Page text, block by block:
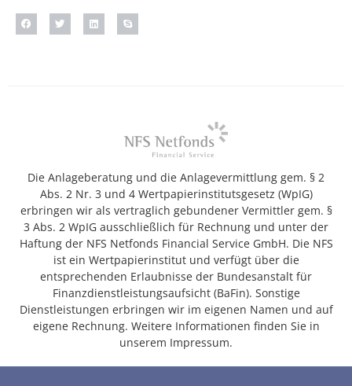
Die Anlageberatung und die Anlagevermittlung gem. § 2
Abs. 2 Nr. 3 und 4 Wertpapierinstitutsgesetz (WpIG)
erbringen wir als vertraglich gebundener Vermittler gem. §
3 Abs. 2 WpIG ausschließlich für Rechnung und unter der
Haftung der NFS Netfonds Financial Service GmbH. Die NFS
ist ein Wertpapierinstitut und verfügt über die
entsprechenden Erlaubnisse der Bundesanstalt für
Finanzdienstleistungsaufsicht (BaFin). Sonstige
Dienstleistungen erbringen wir im eigenen Namen und auf
eigene Rechnung. Weitere Informationen finden Sie in
unserem Impressum.